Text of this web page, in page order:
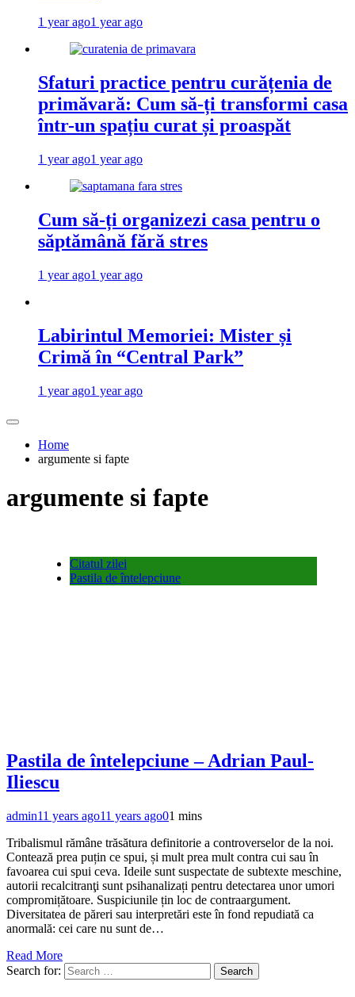
1 year ago1 year ago
Sfaturi practice pentru curățenia de
primăvară: Cum să-ți transformi casa
într-un spațiu curat și proaspăt
1 year ago1 year ago
Cum să-ți organizezi casa pentru o
săptămână fără stres
1 year ago1 year ago
Labirintul Memoriei: Mister și
Crimă în “Central Park”
1 year ago1 year ago
Home
argumente si fapte
argumente si fapte
Citatul zilei
Pastila de întelepciune
Pastila de întelepciune – Adrian Paul-
Iliescu
admin11 years ago11 years ago01 mins
Tribalismul rămâne trăsătura definitorie a controverselor de la noi.
Contează prea puțin ce spui, și mult prea mult contra cui sau în
favoarea cui spui ceva. Ideile sunt suspectate de subtexte meschine,
autorii recalcitranţi sunt psihanalizați pentru detectarea unor umori
compromițătoare. Suspiciunile țin loc de contraargument.
Diversitatea de păreri sau interpretări este în fond repudiată ca
anormală: cei care nu sunt de…
Read More
Search for: